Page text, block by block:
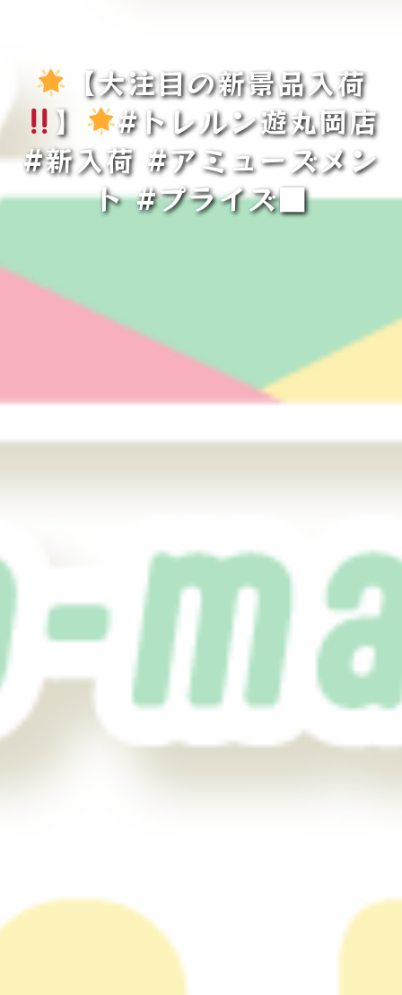
【大注目の新景品入荷
】
#トレルン遊丸岡店
#新入荷 #アミューズメン
ト #プライズ■